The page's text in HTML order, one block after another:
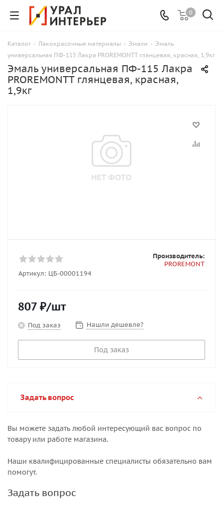
0
Каталог - Лакокрасочные материалы - Эмали - Эмаль
универсальная ПФ-115 Лакра PROREMONTT глянцевая, красная, 1,9кг
Эмаль универсальная ПФ-115 Лакра
PROREMONTT глянцевая, красная,
1,9кг
Артикул: ЦБ-00001194
Производитель:
PROREMONT
807 ₽/шт
Под заказ Нашли дешевле?
Под заказ
Задать вопрос
Вы можете задать любой интересующий вас вопрос по
товару или работе магазина.
Наши квалифицированные специалисты обязательно вам
помогут.
Задать вопрос